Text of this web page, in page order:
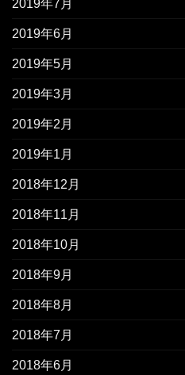
2019年7月
2019年6月
2019年5月
2019年3月
2019年2月
2019年1月
2018年12月
2018年11月
2018年10月
2018年9月
2018年8月
2018年7月
2018年6月